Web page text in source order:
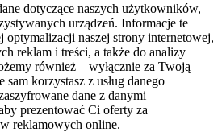
dotyczące naszych użytkowników,
urządzeń. Informacje te
optymalizacji naszej strony internetowej,
reklam i treści, a także do analizy
również – wyłącznie za Twoją
korzystasz z usług danego
dane z danymi
prezentować Ci oferty za
reklamowych online.